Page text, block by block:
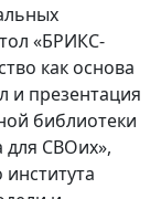
«БРИКС-
как основа
и презентация
библиотеки
для СВОих»,